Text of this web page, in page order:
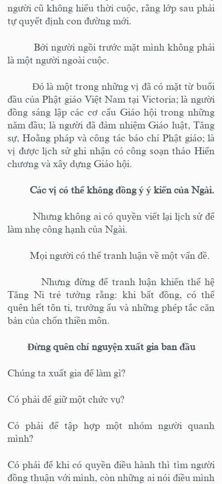
người cũ không hiểu thời cuộc, rằng lớp sau phải
tự quyết định con đường mới.
Bởi người ngồi trước mặt mình không phải
là một người ngoài cuộc.
Đó là một trong những vị đã có mặt từ buổi
đầu của Phật giáo Việt Nam tại Victoria; là người
đồng sáng lập các cơ cấu Giáo hội trong những
năm đầu; là người đã đảm nhiệm Giáo luật, Tăng
sự, Hoằng pháp và công tác báo chí Phật giáo; là
vị được lịch sử ghi nhận có công soạn thảo Hiến
chương và xây dựng Giáo hội.
Các vị có thể không đồng ý ý kiến củaNgài.
Nhưng không ai có quyền viết lại lịch sử để
làm nhẹ công hạnh của Ngài.
Mọi người có thể tranh luận về một vấn đề.
Nhưng đừng để tranh luận khiến thế hệ
Tăng Ni trẻ tưởng rằng: khi bất đồng, có thể
quên hết tôn ti, trưởng ấu và những phép tắc căn
bản của chốn thiền môn.
Đừng quên chí nguyện xuất gia ban đầu
Chúng ta xuất gia để làm gì?
Có phải để giữ một chức vụ?
Có phải để tập hợp một nhóm người quanh
mình?
Có phải để khi có quyền điều hành thì tìm người
đồng thuận với mình, còn những ai nói điều mình